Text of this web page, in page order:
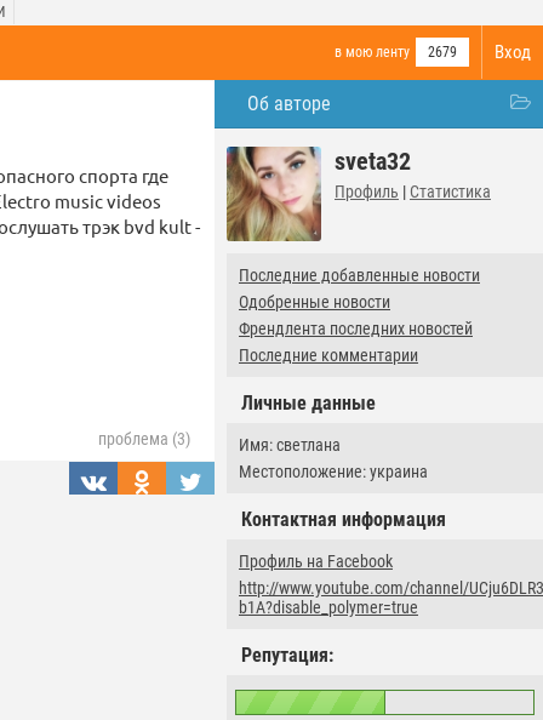
Вход
в мою ленту 2679
Об авторе
sveta32
Профиль | Статистика
Последние добавленные новости
Одобренные новости
Френдлента последних новостей
Последние комментарии
Личные данные
Имя: светлана
Местоположение: украина
Контактная информация
Профиль на Facebook
http://www.youtube.com/channel/
b1A?disable_polymer=true
Репутация:
спорта где
music videos
трэк bvd kult -
проблема (3)